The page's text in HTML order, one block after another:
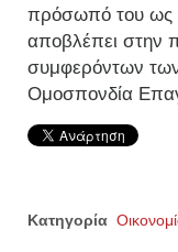
πρόσωπό του ως
αποβλέπει στην
συμφερόντων
Ομοσπονδία
Κατηγορία